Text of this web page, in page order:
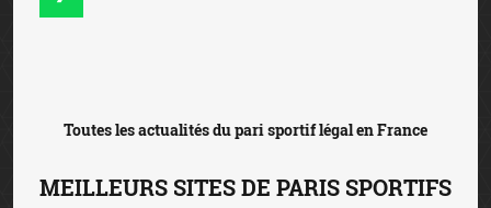
Toutes les actualités du pari sportif légal en France
MEILLEURS SITES DE PARIS SPORTIFS